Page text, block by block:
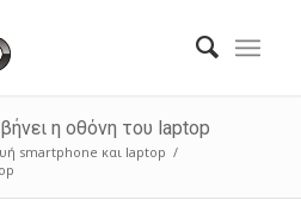
η οθόνη του laptop
smartphone και laptop /